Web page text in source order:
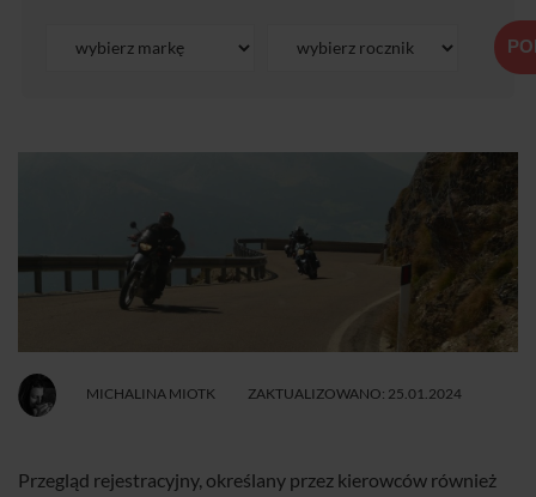
MICHALINA MIOTK ZAKTUALIZOWANO: 25.01.2024
Przegląd rejestracyjny, określany przez kierowców również